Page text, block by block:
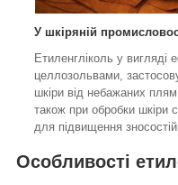
У шкіряній
Етиленгліколь у вигляді
целлозольвами,
шкіри від небажаних
також при обробки шкіри
для підвищення
Особливості